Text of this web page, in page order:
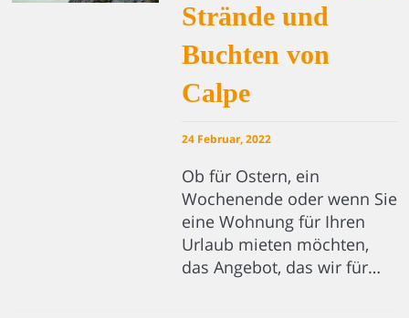
Strände und
Buchten von
Calpe
24 Februar, 2022
Ob für Ostern, ein
Wochenende oder wenn Sie
eine Wohnung für Ihren
Urlaub mieten möchten,
das Angebot, das wir für…